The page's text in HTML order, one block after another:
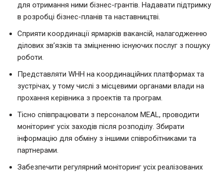
для отримання ними бізнес-грантів. Надавати підтримку
в розробці бізнес-планів та наставництві.
Сприяти координації ярмарків вакансій, налагодженню
ділових зв’язків та зміцненню існуючих послуг з пошуку
роботи.
Представляти WHH на координаційних платформах та
зустрічах, у тому числі з місцевими органами влади на
прохання керівника з проектів та програм.
Тісно співпрацювати з персоналом MEAL, проводити
моніторинг усіх заходів після розподілу. Збирати
інформацію для обміну з іншими співробітниками та
партнерами.
Забезпечити регулярний моніторинг усіх реалізованих